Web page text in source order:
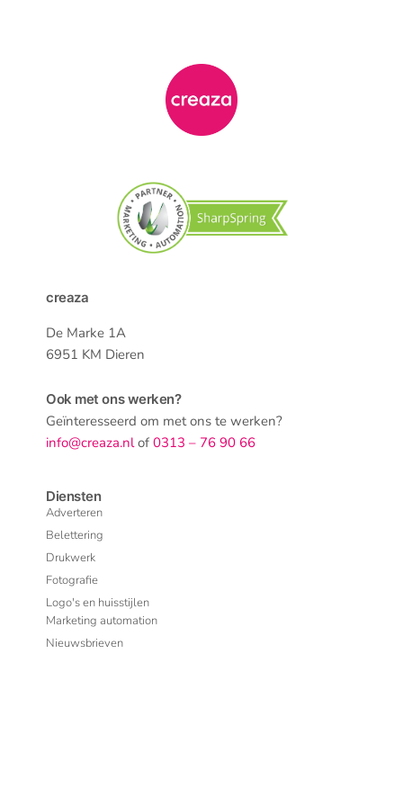
creaza
De Marke 1A
6951 KM Dieren
Ook met ons werken?
Geïnteresseerd om met ons te werken?
info@creaza.nlof 0313 – 76 90 66
Diensten
Adverteren
Belettering
Drukwerk
Fotografie
Logo's en huisstijlen
Marketing automation
Nieuwsbrieven